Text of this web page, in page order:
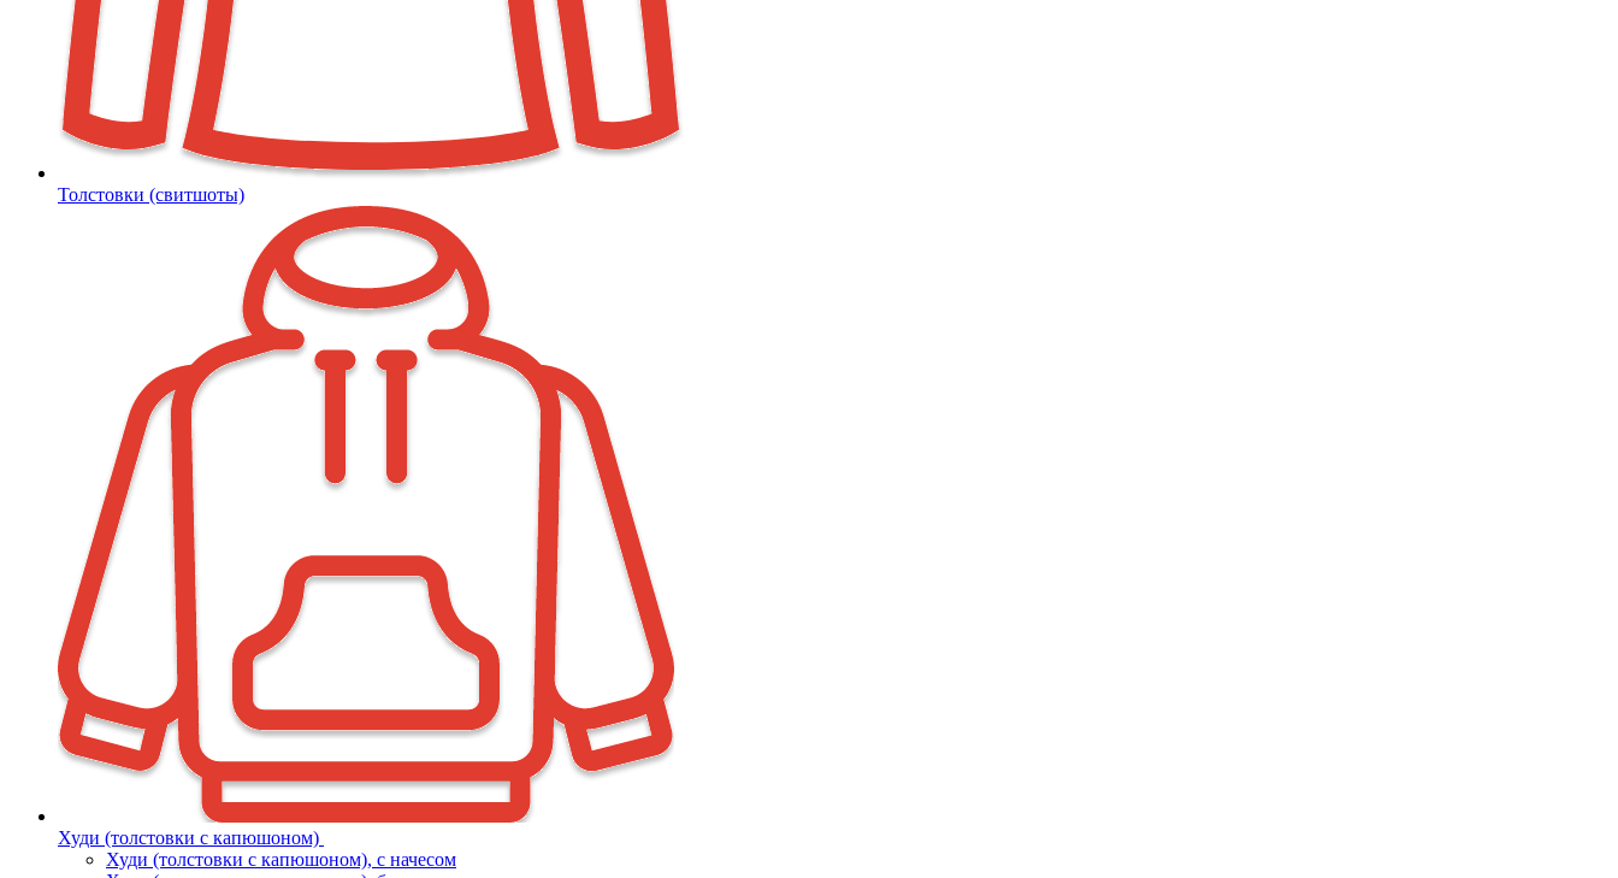
Толстовки (свитшоты)
Худи (толстовки с капюшоном)
Худи (толстовки c капюшоном), с начесом